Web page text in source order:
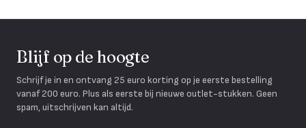
Blijf op de hoogte
Schrijf je in en ontvang 25 euro korting op je eerste bestelling
vanaf 200 euro. Plus als eerste bij nieuwe outlet-stukken. Geen
spam, uitschrijven kan altijd.